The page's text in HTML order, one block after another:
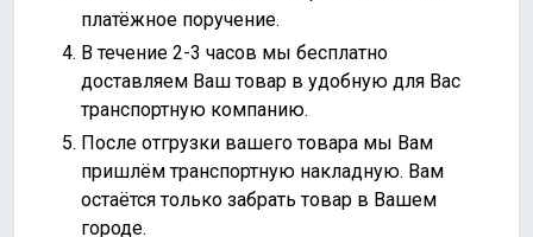
платёжное поручение.
В течение 2-3 часов мы бесплатно
доставляем Ваш товар в удобную для Вас
транспортную компанию.
После отгрузки вашего товара мы Вам
пришлём транспортную накладную. Вам
остаётся только забрать товар в Вашем
городе.